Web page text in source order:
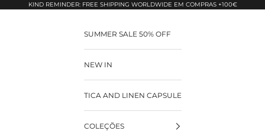
Pular para o conteúdo
KIND REMINDER: FREE SHIPPING WORLDWIDE EM COMPRAS +100€
SUMMER SALE 50% OFF
NEW IN
TICA AND LINEN CAPSULE
COLEÇÕES